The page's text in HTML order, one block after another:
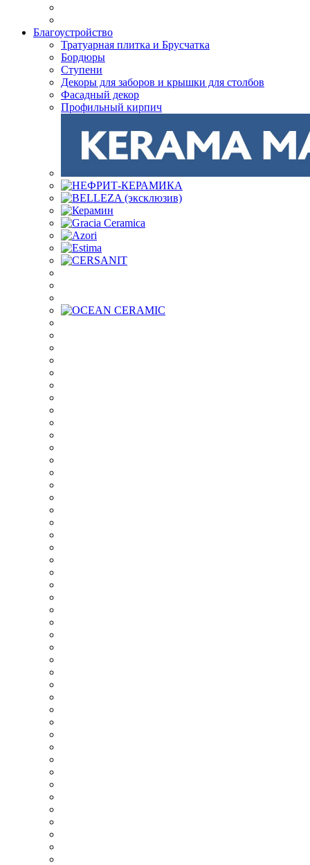
Благоустройство
Тратуарная плитка и Брусчатка
Бордюры
Ступени
Декоры для заборов и крышки для столбов
Фасадный декор
Профильный кирпич